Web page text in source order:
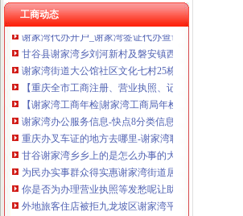
工商动态
重庆市九龙坡区谢家湾街道的无业人员2003年办的
谢家湾代办开户_谢家湾签证代办查询-58到家
甘谷县谢家湾乡刘河新村及磐安镇西街新村易地扶
谢家湾街道大公馆社区文化七村25栋前道路破损、
【重庆全市工商注册、营业执照、记帐报税等服-九
【谢家湾工商年检|谢家湾工商局年检】-今题谢家湾
谢家湾办公服务信息-快点8分类信息网
重庆办叉车证的地方去哪里-谢家湾职业/工作技能|重
甘谷谢家湾乡乡上的是怎么办事的大家来看看_甘谷
为民办实事群众得实惠谢家湾街道居民为书记、主任
你是否为办理营业执照等发愁呢让助帮你吧-重庆58
外地旅客住店被拒九龙坡区谢家湾平台民协助办证_
2、重庆市九龙坡区谢家湾正街51号9-2办公用房-重